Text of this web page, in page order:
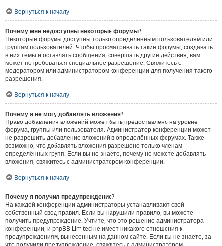
Вернуться к началу
Почему мне недоступны некоторые форумы?
Некоторые форумы доступны только определённым пользователям или
группам пользователей. Чтобы просматривать такие форумы, создавать
в них темы и оставлять сообщения, совершать другие действия, вам
может потребоваться специальное разрешение. Свяжитесь с
модератором или администратором конференции для получения такого
разрешения.
Вернуться к началу
Почему я не могу добавлять вложения?
Право добавления вложений может быть предоставлено на уровне
форума, группы или пользователя. Администратор конференции может
не разрешить добавление вложений в определённых форумах. Также
возможно, что добавлять вложения разрешено только членам
определённых групп. Если вы не знаете, почему не можете добавлять
вложения, свяжитесь с администратором конференции.
Вернуться к началу
Почему я получил предупреждение?
На каждой конференции администраторы устанавливают свой
собственный свод правил. Если вы нарушили правило, вы можете
получить предупреждение. Учтите, что это решение администратора
конференции, и phpBB Limited не имеет никакого отношения к
предупреждениям, вынесенным на данном сайте. Если вы не знаете, за
что получили предупреждение, свяжитесь с администратором